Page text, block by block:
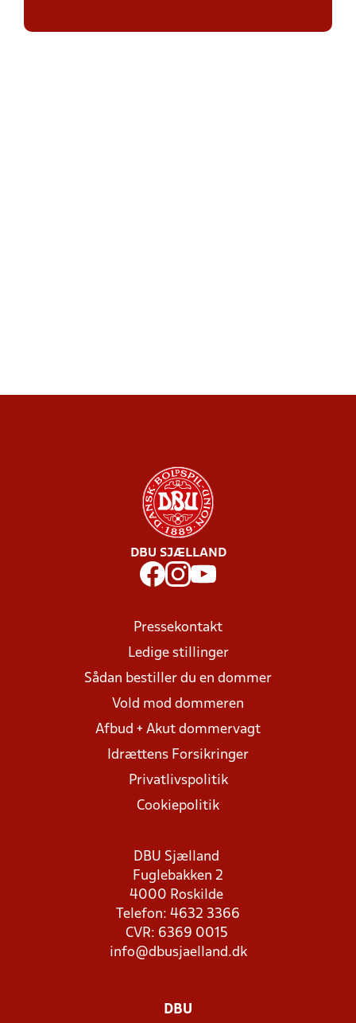
DBU SJÆLLAND
Pressekontakt
Ledige stillinger
Sådan bestiller du en dommer
Vold mod dommeren
Afbud + Akut dommervagt
Idrættens Forsikringer
Privatlivspolitik
Cookiepolitik
DBU Sjælland
Fuglebakken 2
4000 Roskilde
Telefon: 4632 3366
CVR: 6369 0015
info@dbusjaelland.dk
DBU